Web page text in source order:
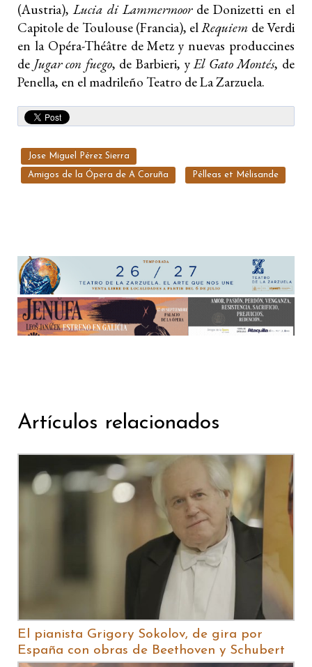
(Austria),Lucia di Lammermoorde Donizetti en el
Capitole de Toulouse (Francia), elRequiem de Verdi
en la Opéra-Théâtre de Metz y nuevas produccines
de Jugar con fuego, de Barbieri, yEl Gato Montés, de
Penella, en el madrileño Teatro de La Zarzuela.
Jose Miguel Pérez Sierra
Amigos de la Ópera de A Coruña Pélleas et Mélisande
Artículos relacionados
El pianista Grigory Sokolov, de gira por
España con obras de Beethoven y Schubert